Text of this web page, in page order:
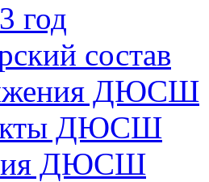
год
состав
ДЮСШ
ДЮСШ
ДЮСШ